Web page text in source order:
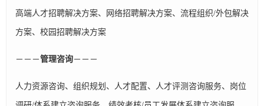
高端人才招聘解决方案、网络招聘解决方案、流程组织/外包解决
方案、校园招聘解决方案
－－－管理咨询－－－
人力资源咨询、组织规划、人才配置、人才评测咨询服务、岗位